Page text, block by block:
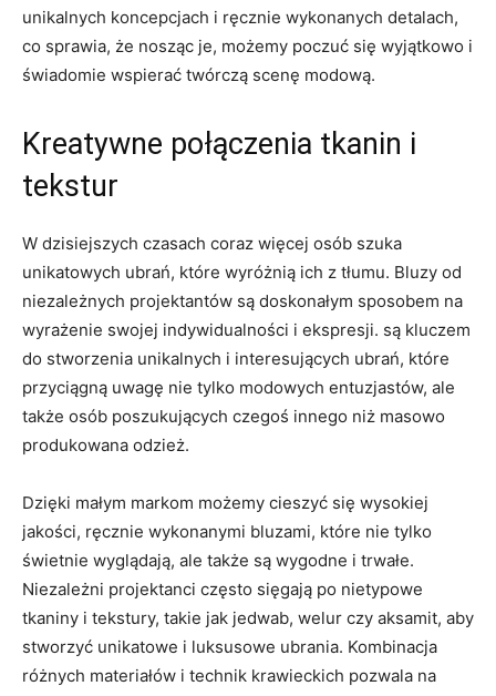
unikalnych ‌koncepcjach i ręcznie wykonanych⁣ detalach,
co sprawia, że nosząc je, ⁤możemy poczuć się wyjątkowo i
świadomie wspierać⁣ twórczą scenę modową.
Kreatywne połączenia tkanin i
tekstur
W dzisiejszych czasach coraz więcej osób szuka
unikatowych ubrań, które wyróżnią ich z tłumu. Bluzy ​od
niezależnych projektantów‍ są doskonałym sposobem ‍na
wyrażenie swojej‌ indywidualności i ekspresji. są kluczem
do‌ stworzenia unikalnych i ‌interesujących ubrań,‌ które
przyciągną uwagę nie tylko modowych⁣ entuzjastów, ale
także osób poszukujących⁤ czegoś innego niż masowo⁤
produkowana odzież.
Dzięki małym markom możemy cieszyć się​ wysokiej
jakości, ręcznie⁤ wykonanymi bluzami, które nie tylko‍
świetnie wyglądają, ale‌ także są wygodne i trwałe.
Niezależni projektanci często sięgają po nietypowe
tkaniny i⁤ tekstury, takie jak jedwab,​ welur czy aksamit, aby⁣
stworzyć unikatowe i‌ luksusowe ubrania. Kombinacja
różnych materiałów i technik krawieckich⁢ pozwala na